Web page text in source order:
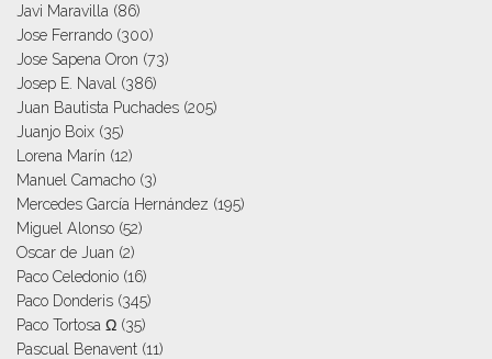
Javi Maravilla (86)
Jose Ferrando (300)
Jose Sapena Oron (73)
Josep E. Naval
(386)
Juan Bautista Puchades (205)
Juanjo Boix (35)
Lorena Marín (12)
Manuel Camacho (3)
Mercedes García Hernández (195)
Miguel Alonso (52)
Oscar de Juan (2)
Paco Celedonio (16)
Paco Donderis (345)
Paco Tortosa Ω (35)
Pascual Benavent (11)